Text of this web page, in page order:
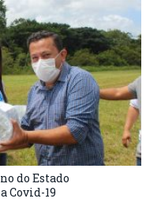
do Estado
Covid-19